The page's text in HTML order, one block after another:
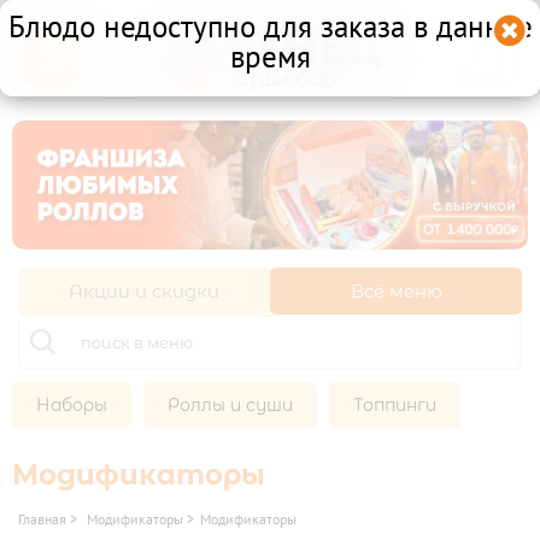
Другой ресторан
Личный кабинет
Франшиза

ХОЛОДНЫЕ НАБОРЫ
РОЛЛЫ И СУШИ 
ТОППИНГИ
Акции и скидки Всё меню
Наборы Роллы и суши Топпинги
Модификаторы
Главная > Модификаторы > Модификаторы

Блюдо недоступно для заказа в данное
время